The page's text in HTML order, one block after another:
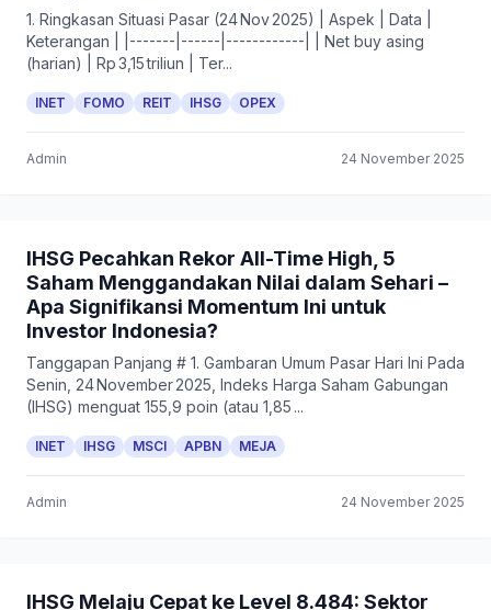
1. Ringkasan Situasi Pasar (24 Nov 2025) | Aspek | Data |
Keterangan | |-------|------|------------| | Net buy asing
(harian) | Rp 3,15 triliun | Ter...
INET FOMO REIT IHSG OPEX
Admin 24 November 2025
IHSG Pecahkan Rekor All-Time High, 5
Saham Menggandakan Nilai dalam Sehari –
Apa Signifikansi Momentum Ini untuk
Investor Indonesia?
Tanggapan Panjang # 1. Gambaran Umum Pasar Hari Ini Pada
Senin, 24 November 2025, Indeks Harga Saham Gabungan
(IHSG) menguat 155,9 poin (atau 1,85 ...
INET IHSG MSCI APBN MEJA
Admin 24 November 2025
IHSG Melaju Cepat ke Level 8.484: Sektor